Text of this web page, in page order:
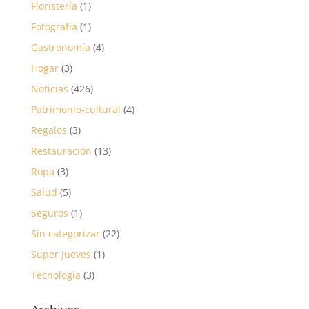
Floristería (1)
Fotografía (1)
Gastronomía (4)
Hogar(3)
Noticias (426)
Patrimonio-cultural (4)
Regalos (3)
Restauración (13)
Ropa (3)
Salud (5)
Seguros (1)
Sin categorizar(22)
Super Jueves (1)
Tecnología (3)